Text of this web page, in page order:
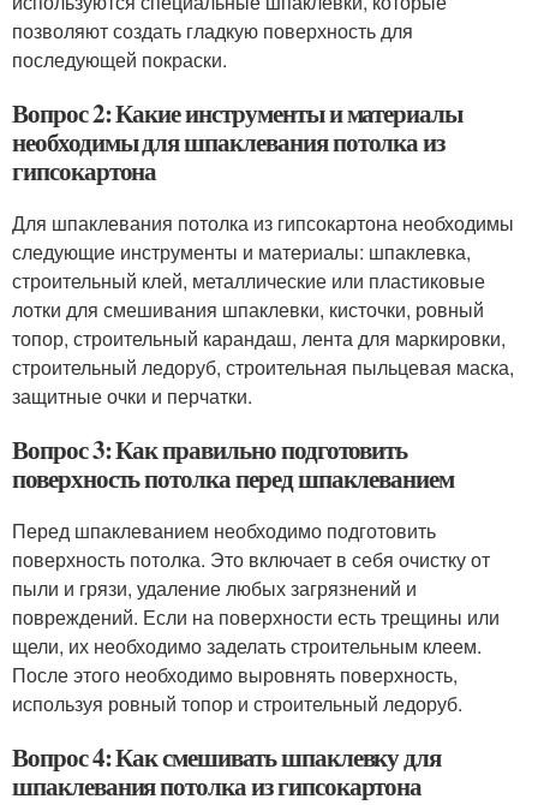
позволяют создать гладкую поверхность для
последующей покраски.
Вопрос 2: Какие инструменты и материалы
необходимы для шпаклевания потолка из
гипсокартона
Для шпаклевания потолка из гипсокартона необходимы
следующие инструменты и материалы: шпаклевка,
строительный клей, металлические или пластиковые
лотки для смешивания шпаклевки, кисточки, ровный
топор, строительный карандаш, лента для маркировки,
строительный ледоруб, строительная пыльцевая маска,
защитные очки и перчатки.
Вопрос 3: Как правильно подготовить
поверхность потолка перед шпаклеванием
Перед шпаклеванием необходимо подготовить
поверхность потолка. Это включает в себя очистку от
пыли и грязи, удаление любых загрязнений и
повреждений. Если на поверхности есть трещины или
щели, их необходимо заделать строительным клеем.
После этого необходимо выровнять поверхность,
используя ровный топор и строительный ледоруб.
Вопрос 4: Как смешивать шпаклевку для
шпаклевания потолка из гипсокартона